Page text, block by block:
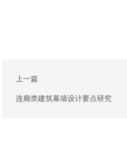
上一篇
连廊类建筑幕墙设计要点研究